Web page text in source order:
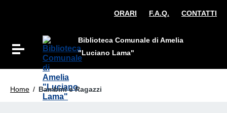
Vai al menu di navigazioneORARI F.A.Q. CONTATTI
Attiva / disattiva la navigazione
Biblioteca Comunale di Amelia
"Luciano Lama"
Home / Bambini e Ragazzi